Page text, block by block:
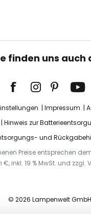
finden uns auch
Impressum
Hinweis zur
und
Preise entsprechen
€, inkl. 19 % MwSt. und zzgl.
© 2026 Lampenwelt GmbH